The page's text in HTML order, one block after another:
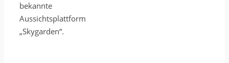
bekannte
Aussichtsplattform
„Skygarden“.